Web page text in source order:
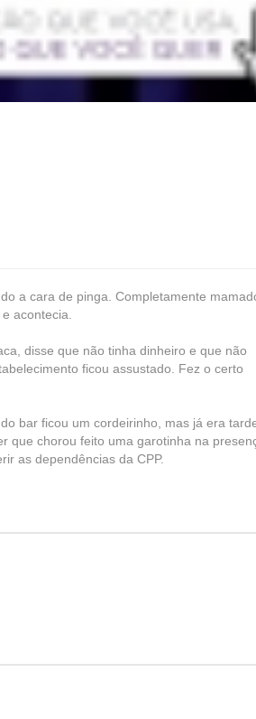
a cara de pinga. Completamente
acontecia.
disse que não tinha dinheiro e que não
ficou assustado. Fez o certo
bar ficou um cordeirinho, mas já era
que chorou feito uma garotinha na
as dependências da CPP.